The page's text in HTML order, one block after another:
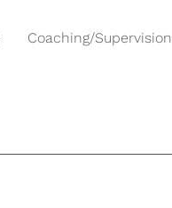
Coaching/Supervision